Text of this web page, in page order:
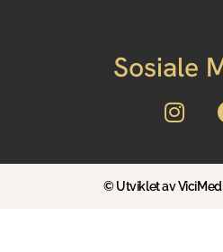
Sosiale
© Utviklet av